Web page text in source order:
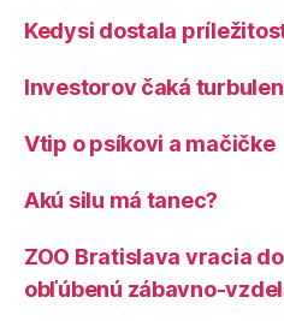
Kedysi dostala
Investorov čaká
Vtip o psíkovi a mačičke
Akú silu má tanec?
ZOO Bratislava vracia
obľúbenú zábavno-